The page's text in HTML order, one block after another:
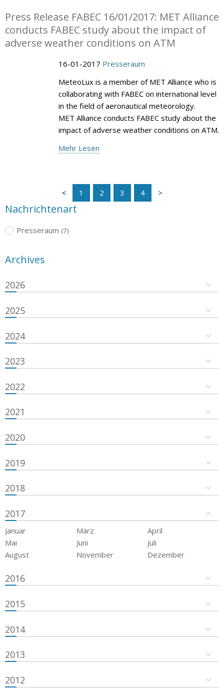
Press Release FABEC 16/01/2017: MET Alliance
conducts FABEC study about the impact of
adverse weather conditions on ATM
16-01-2017 Presseraum
MeteoLux is a member of MET Alliance who is
collaborating with FABEC on international level
in the field of aeronautical meteorology.
MET Alliance conducts FABEC study about the
impact of adverse weather conditions on ATM.
Mehr Lesen
1 2 3 4
Nachrichtenart
Presseraum (7)
Archives
2026
2025
2024
2023
2022
2021
2020
2019
2018
2017
Januar März
April
Mai
Juni
Juli
August
November Dezember
2016
2015
2014
2013
2012